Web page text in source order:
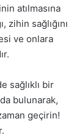
atılmasına
sağlığını
ve onlara
sağlıklı bir
bulunarak,
geçirin!